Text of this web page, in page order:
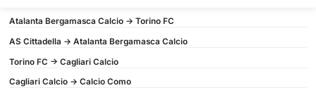
Atalanta Bergamasca Calcio -> Torino FC
AS Cittadella -> Atalanta Bergamasca Calcio
Torino FC -> Cagliari Calcio
Cagliari Calcio -> Calcio Como